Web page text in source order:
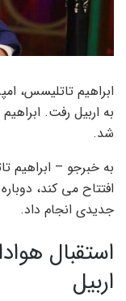
ابراهیم تاتلیسس،
به اربیل رفت.
شد.
به خبرجو –
افتتاح می کند،
جدیدی انجام داد.
استقبال
اربیل